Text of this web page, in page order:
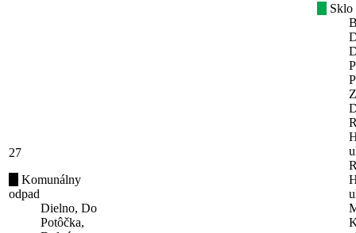
27
Komunálny
odpad
Dielno, Do
Potôčka,
Sklo